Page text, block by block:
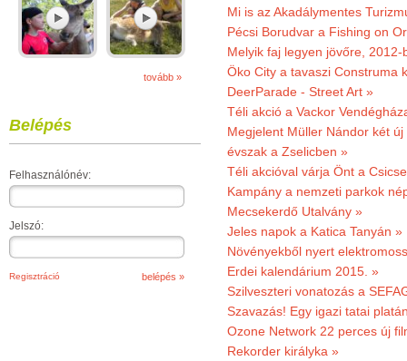
tovább »
Belépés
Felhasználónév:
Jelszó:
Regisztráció
Mi is az Akadálymentes
Pécsi Borudvar a Fishing on
Melyik faj legyen jövőre,
Öko City a tavaszi Construma
DeerParade - Street Art »
Téli akció a Vackor
Megjelent Müller Nándor két
évszak a Zselicben »
Téli akcióval várja Önt a
Kampány a nemzeti parkok
Mecsekerdő Utalvány »
Jeles napok a Katica Tanyán »
Növényekből nyert
Erdei kalendárium 2015. »
Szilveszteri vonatozás a
Szavazás! Egy igazi tatai
Ozone Network 22 perces új
Rekorder királyka »